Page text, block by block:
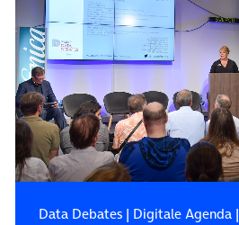
Data Debates| Digitale Agenda|